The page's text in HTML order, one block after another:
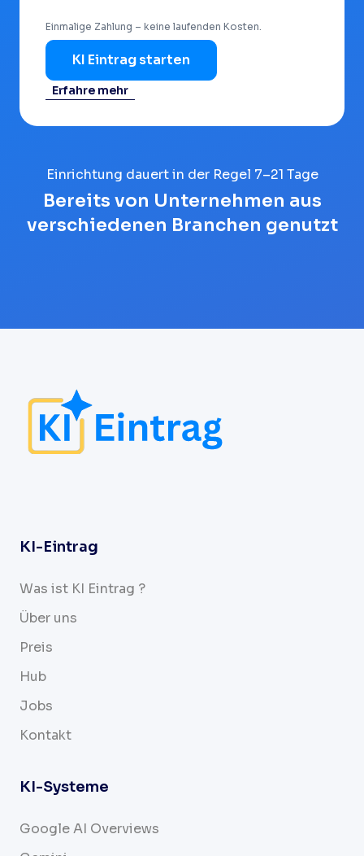
Einmalige Zahlung – keine laufenden Kosten.
KI Eintrag starten
Erfahre mehr
Einrichtung dauert in der Regel 7–21 Tage
Bereits von Unternehmen aus
verschiedenen Branchen genutzt
KI-Eintrag
Was ist KI Eintrag ?
Über uns
Preis
Hub
Jobs
Kontakt
KI-Systeme
Google AI Overviews